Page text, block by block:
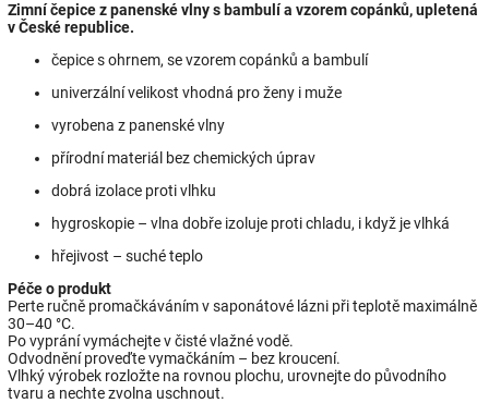
Zimní čepice z panenské vlny s bambulí a vzorem copánků, upletená
v České republice.
čepice s ohrnem, se vzorem copánků a bambulí
univerzální velikost vhodná pro ženy i muže
vyrobena z panenské vlny
přírodní materiál bez chemických úprav
dobrá izolace proti vlhku
hygroskopie – vlna dobře izoluje proti chladu, i když je vlhká
hřejivost – suché teplo
Péče o produkt
Perte ručně promačkáváním v saponátové lázni při teplotě maximálně
30–40 °C.
Po vyprání vymáchejte v čisté vlažné vodě.
Odvodnění proveďte vymačkáním – bez kroucení.
Vlhký výrobek rozložte na rovnou plochu, urovnejte do původního
tvaru a nechte zvolna uschnout.